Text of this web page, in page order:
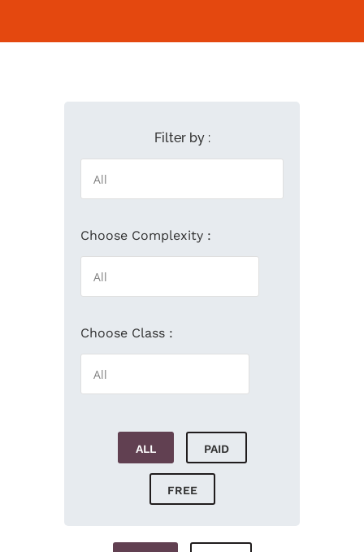
Filter by :
Choose Complexity :
Choose Class :
ALL PAID
FREE